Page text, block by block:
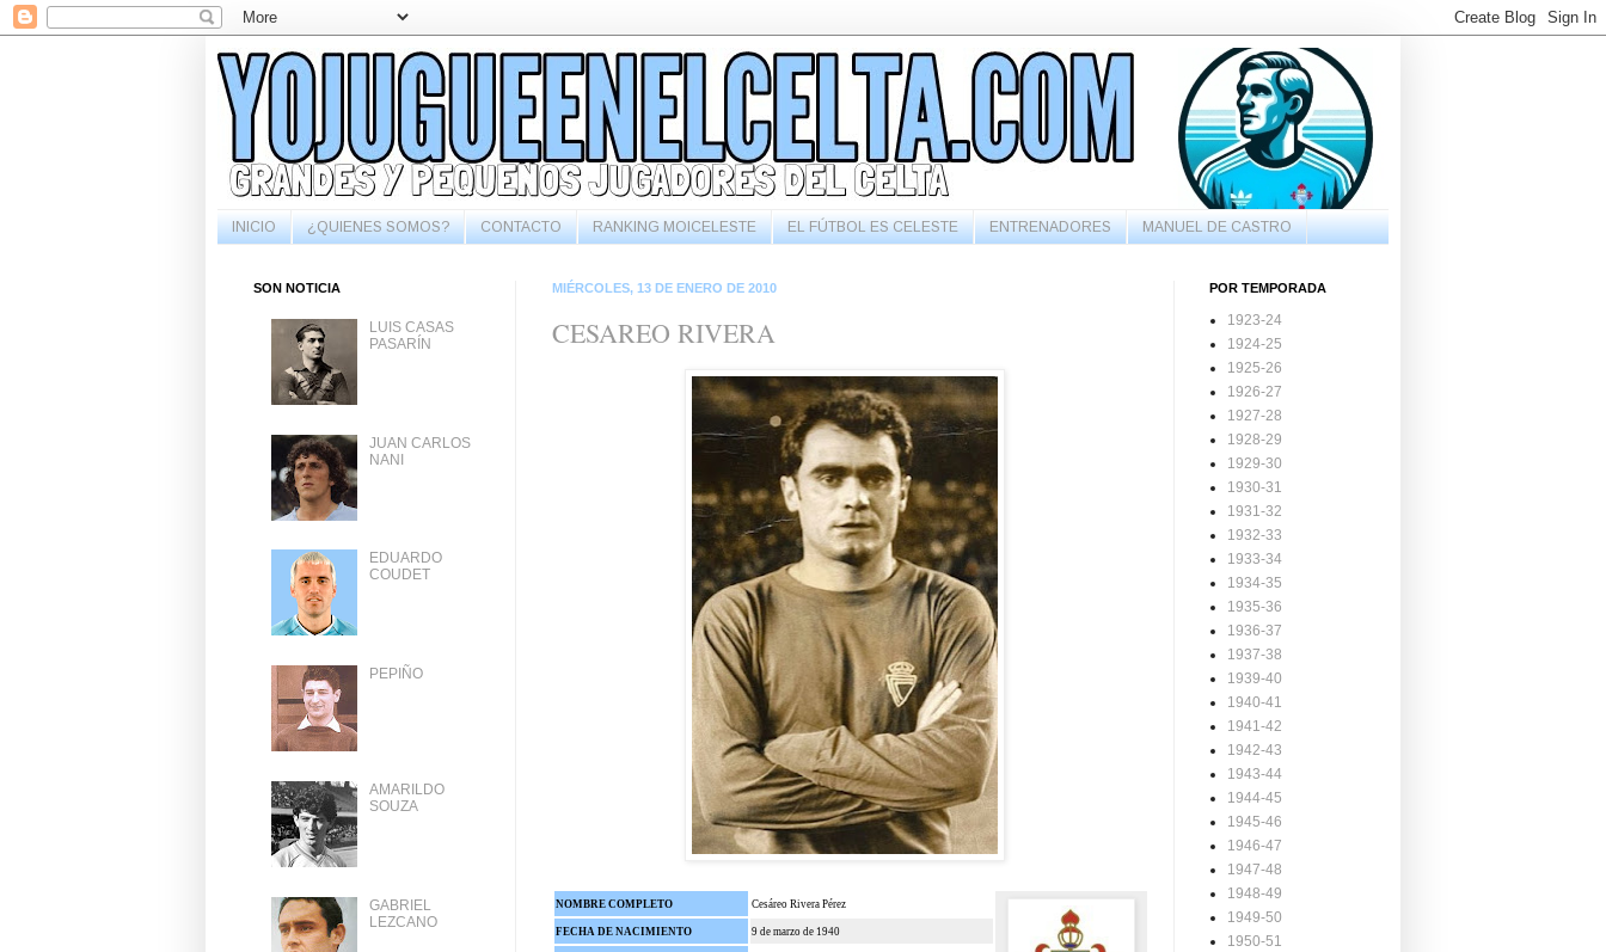
INICIO ¿QUIENES SOMOS? CONTACTO RANKING MOICELESTE EL FÚTBOL ES CELESTE ENTRENADORES MANUEL DE CASTRO
MIÉRCOLES, 13 DE ENERO DE 2010
CESAREO RIVERA
NOMBRE COMPLETO Cesáreo Rivera Pérez
FECHA DE NACIMIENTO 9 de marzo de 1940
SON NOTICIA
LUIS CASAS
PASARÍN
JUAN CARLOS
NANI
EDUARDO
COUDET
PEPIÑO
AMARILDO
SOUZA
GABRIEL
LEZCANO
POR TEMPORADA
1923-24
1924-25
1925-26
1926-27
1927-28
1928-29
1929-30
1930-31
1931-32
1932-33
1933-34
1934-35
1935-36
1936-37
1937-38
1939-40
1940-41
1941-42
1942-43
1943-44
1944-45
1945-46
1946-47
1947-48
1948-49
1949-50
1950-51